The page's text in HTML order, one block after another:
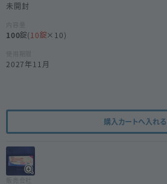
未開封
100 (10 ×10)
2027年11月
購入カートへ入れる